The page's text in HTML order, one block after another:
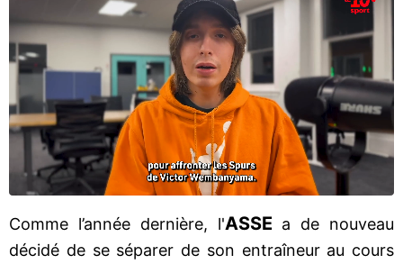
Comme l’année dernière, l'ASSE a de nouveau
décidé de se séparer de son entraîneur au cours